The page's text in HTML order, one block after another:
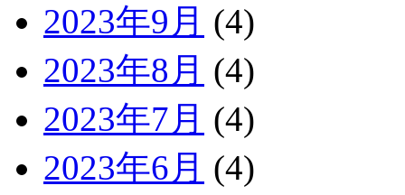
2023年9月 (4)
2023年8月 (4)
2023年7月 (4)
2023年6月 (4)